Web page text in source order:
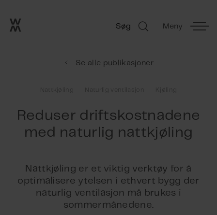
Søg Meny
Se alle publikasjoner
Reduser driftskostnadene
med naturlig nattkjøling
Nattkjøling er et viktig verktøy for å
optimalisere ytelsen i ethvert bygg der
naturlig ventilasjon må brukes i
sommermånedene.